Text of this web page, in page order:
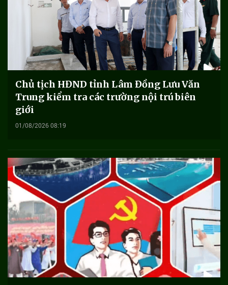
Chủ tịch HĐND tỉnh Lâm Đồng Lưu Văn
Trung kiểm tra các trường nội trú biên
giới
01/08/2026 08:19